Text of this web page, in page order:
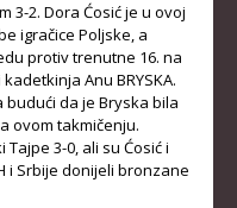
3-2. Dora Ćosić je u ovoj
igračice Poljske, a
protiv trenutne 16. na
Anu BRYSKA.
da je Bryska bila
ovom takmičenju.
3-0, ali su Ćosić i
i Srbije donijeli bronzane